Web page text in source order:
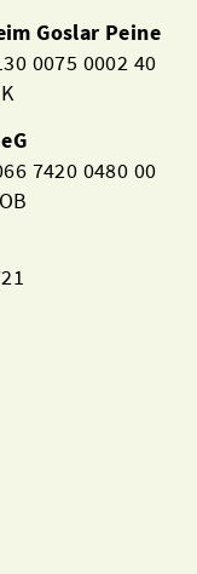
Goslar Peine
0075 0002 40
7420 0480 00